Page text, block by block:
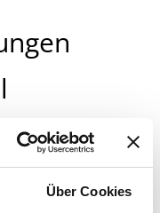
Über Cookies
für ein
können Sie
und